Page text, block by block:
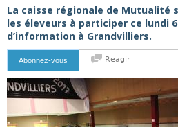
La caisse régionale de Mutualité
les éleveurs à participer ce lundi
d’information à Grandvilliers.
Abonnez-vous Reagir